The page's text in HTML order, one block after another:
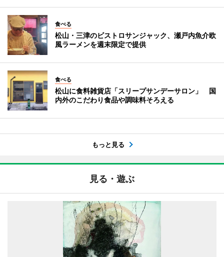
食べる
松山・三津のビストロサンジャック、瀬戸内魚介欧
風ラーメンを週末限定で提供
食べる
松山に食料雑貨店「スリープサンデーサロン」 国
内外のこだわり食品や調味料そろえる
もっと見る
見る・遊ぶ